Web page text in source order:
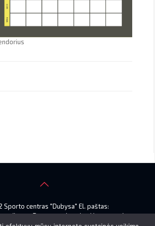
Sporto centras "Dubysa" El. paštas:
Duomenys kaupiami ir saugomi